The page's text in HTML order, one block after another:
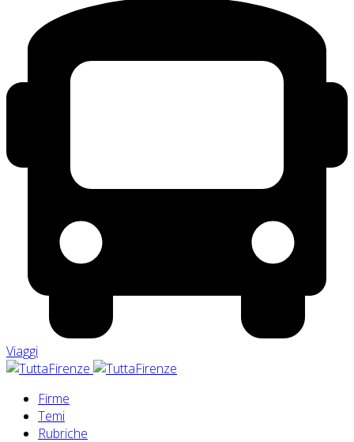
Viaggi
Firme
Temi
Rubriche